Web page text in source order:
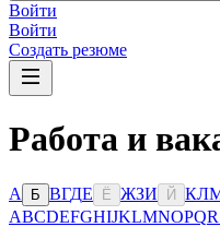
Войти
Войти
Создать резюме
Работа и
А Б ВГДЕ Ё ЖЗИ Й КЛ
ABCDEFGHIJKLMNOPQR